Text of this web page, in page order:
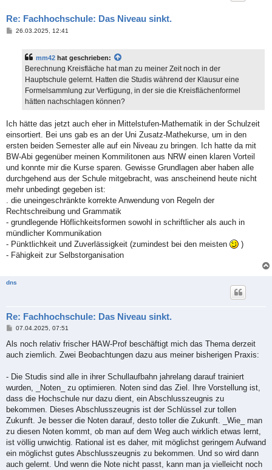
Re: Fachhochschule: Das Niveau sinkt.
B26.03.2025, 12:41
mm42 hat geschrieben:
Berechnung Kreisfläche hat man zu meiner Zeit noch in der
Hauptschule gelernt. Hatten die Studis während der Klausur eine
Formelsammlung zur Verfügung, in der sie die Kreisflächenformel
hätten nachschlagen können?
Ich hätte das jetzt auch eher in Mittelstufen-Mathematik in der Schulzeit
einsortiert. Bei uns gab es an der Uni Zusatz-Mathekurse, um in den
ersten beiden Semester alle auf ein Niveau zu bringen. Ich hatte da mit
BW-Abi gegenüber meinen Kommilitonen aus NRW einen klaren Vorteil
und konnte mir die Kurse sparen. Gewisse Grundlagen aber haben alle
durchgehend aus der Schule mitgebracht, was anscheinend heute nicht
mehr unbedingt gegeben ist:
. die uneingeschränkte korrekte Anwendung von Regeln der
Rechtschreibung und Grammatik
- grundlegende Höflichkeitsformen sowohl in schriftlicher als auch in
mündlicher Kommunikation
- Pünktlichkeit und Zuverlässigkeit (zumindest bei den meisten
)
- Fähigkeit zur Selbstorganisation
dns
Re: Fachhochschule: Das Niveau sinkt.
B
i
r
07.04.2025, 07:51
Als noch relativ frischer HAW-Prof beschäftigt mich das Thema derzeit
auch ziemlich. Zwei Beobachtungen dazu aus meiner bisherigen Praxis:
- Die Studis sind alle in ihrer Schullaufbahn jahrelang darauf trainiert
wurden, _Noten_ zu optimieren. Noten sind das Ziel. Ihre Vorstellung ist,
dass die Hochschule nur dazu dient, ein Abschlusszeugnis zu
bekommen. Dieses Abschlusszeugnis ist der Schlüssel zur tollen
Zukunft. Je besser die Noten darauf, desto toller die Zukunft. _Wie_ man
zu diesen Noten kommt, ob man auf dem Weg auch wirklich etwas lernt,
ist völlig unwichtig. Rational ist es daher, mit möglichst geringem Aufwand
ein möglichst gutes Abschlusszeugnis zu bekommen. Und so wird dann
auch gelernt. Und wenn die Note nicht passt, kann man ja vielleicht noch